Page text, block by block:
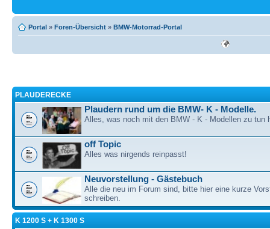
Portal » Foren-Übersicht » BMW-Motorrad-Portal
PLAUDERECKE
Plaudern rund um die BMW- K - Modelle.
Alles, was noch mit den BMW - K - Modellen zu tun
off Topic
Alles was nirgends reinpasst!
Neuvorstellung - Gästebuch
Alle die neu im Forum sind, bitte hier eine kurze
schreiben.
K 1200 S + K 1300 S